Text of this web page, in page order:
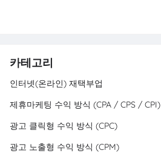
카테고리
인터넷(온라인) 재택부업
제휴마케팅 수익 방식 (CPA / CPS / CPI)
광고 클릭형 수익 방식 (CPC)
광고 노출형 수익 방식 (CPM)